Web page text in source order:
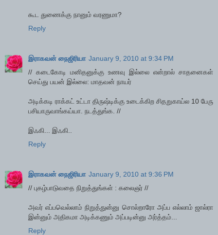
கூட துணைக்கு நானும் வரணுமா?
Reply
இராகவன் நைஜிரியா January 9, 2010 at 9:34 PM
// கடைகோடி மனிதனுக்கு உணவு இல்லை என்றால் சாதனைகள்
செய்து பயன் இல்லை: மாதவன் நாயர்
அடிக்கடி ராக்கட் உட்டா திருஷ்டிக்கு உடைக்கிற சிதறுகாய்ல 10 பேரு
பசியாருவாங்கய்யா. நடத்துங்க. //
இஃகி... இஃகி..
Reply
இராகவன் நைஜிரியா January 9, 2010 at 9:36 PM
// புகழ்பாடுவதை நிறுத்துங்கள் : கலைஞர் //
அவர் எப்பவெல்லாம் நிறுத்துன்னு சொல்றாரோ அப்ப எல்லாம் ஜால்ரா
இன்னும் அதிகமா அடிக்கணும் அப்படின்னு அர்த்தம்...
Reply